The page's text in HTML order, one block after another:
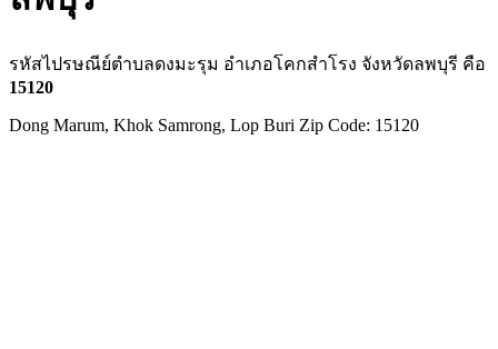
รหัสไปรษณีย์ตำบลดงมะรุม อำเภอโคกสำโรง จังหวัดลพบุรี คือ
15120
Dong Marum, Khok Samrong, Lop Buri Zip Code: 15120